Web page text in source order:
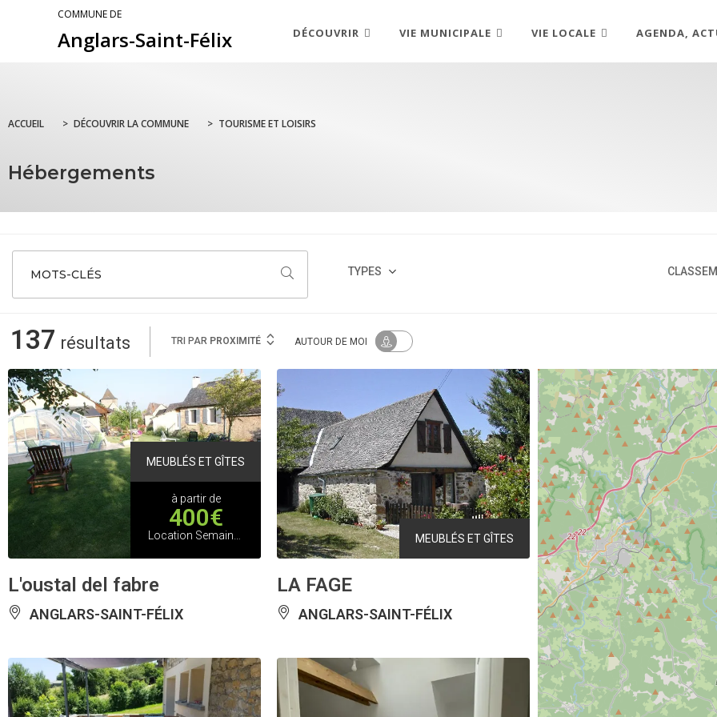
COMMUNE DE
Anglars-Saint-Félix DÉCOUVRIR VIE MUNICIPALE VIE LOCALE AGENDA,
ACCUEIL > DÉCOUVRIR LA COMMUNE > TOURISME ET LOISIRS
Hébergements
MOTS-CLÉS TYPES
137 résultats TRI PAR PROXIMITÉ AUTOUR DE MOI
MEUBLÉS ET GÎTES
à partir de
400€
L'oustal del fabre
ANGLARS-SAINT-FÉLIX
MEUBLÉS ET GÎTES
LA FAGE
ANGLARS-SAINT-FÉLIX